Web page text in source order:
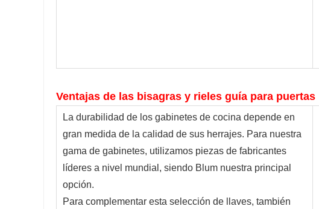
Ventajas de las bisagras y rieles guía para puertas
La durabilidad de los gabinetes de cocina depende en
gran medida de la calidad de sus herrajes. Para nuestra
gama de gabinetes, utilizamos piezas de fabricantes
líderes a nivel mundial, siendo Blum nuestra principal
opción.
Para complementar esta selección de llaves, también